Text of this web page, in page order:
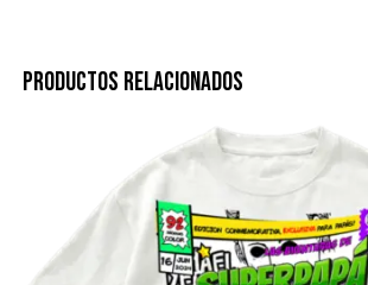
PRODUCTOS RELACIONADOS